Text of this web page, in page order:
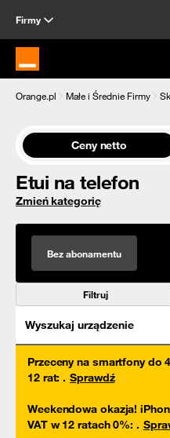
Firmy
Strona główna Orange.pl
Orange.pl Małe i Średnie Firmy
Ceny netto
Etui na telefon
Zmień kategorię
Bez abonamentu
Filtruj
Wyszukaj urządzenie
Przeceny na smartfony do
12 rat: . Sprawdź
Weekendowa okazja!
VAT w 12 ratach 0%: .